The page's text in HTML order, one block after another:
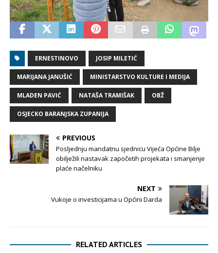
ERNESTINOVO JOSIP MILETIĆ
MARIJANA JANUŠIĆ MINISTARSTVO KULTURE I MEDIJA
MLADEN PAVIĆ NATAŠA TRAMIŠAK OBŽ
OSJECKO BARANJSKA ZUPANIJA
PREVIOUS
Posljednju mandatnu sjednicu Vijeća Općine Bilje
obilježili nastavak započetih projekata i smanjenje
plaće načelniku
NEXT
Vukoje o investicijama u Općini Darda
RELATED ARTICLES